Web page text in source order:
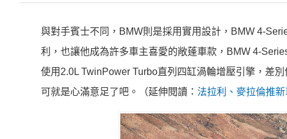
與對手賓士不同，BMW則是採用實用設計，BMW 4-
利，也讓他成為許多車主喜愛的敞蓬車款，BMW 4-
使用2.0L TwinPower Turbo直列四缸渦輪增壓引擎，差
可就是心滿意足了吧。（延伸閱讀： 法拉利、麥拉倫推